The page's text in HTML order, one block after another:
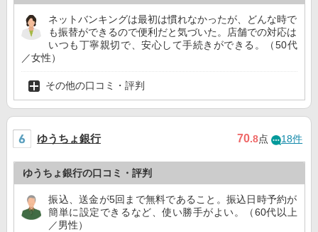
ネットバンキングは最初は慣れなかったが、どんな時で
も振替ができるので便利だと気づいた。店舗での対応は
いつも丁寧親切で、安心して手続きができる。（50代
／女性）
その他の口コミ・評判
ゆうちょ銀行 70.8点 18件
ゆうちょ銀行の口コミ・評判
振込、送金が5回まで無料であること。振込日時予約が
簡単に設定できるなど、使い勝手がよい。（60代以上
／男性）